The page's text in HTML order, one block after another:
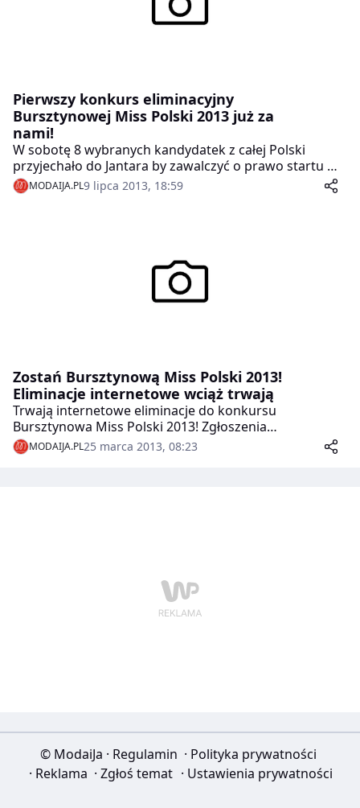
Pierwszy konkurs eliminacyjny
Bursztynowej Miss Polski 2013 już za
nami!
W sobotę 8 wybranych kandydatek z całej Polski
przyjechało do Jantara by zawalczyć o prawo startu w
finale Bursztynowej Miss Polski 2013 oraz o względy
Jury i publiczności.
MODAIJA.PL9 lipca 2013, 18:59
Zostań Bursztynową Miss Polski 2013!
Eliminacje internetowe wciąż trwają
Trwają internetowe eliminacje do konkursu
Bursztynowa Miss Polski 2013! Zgłoszenia
przyjmowane są wyłącznie za pośrednictwem
oficjalnej strony konkursu www.bursztynowamiss.pl
MODAIJA.PL25 marca 2013, 08:23
© ModaiJa · Regulamin · Polityka prywatności
· Reklama · Zgłoś temat · Ustawienia prywatności